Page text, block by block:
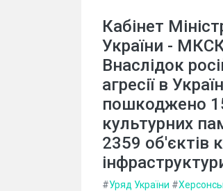
Кабінет
України -
Внаслідок
агресії в
пошкоджено
культурних
2359 об'єктів
#Уряд України #